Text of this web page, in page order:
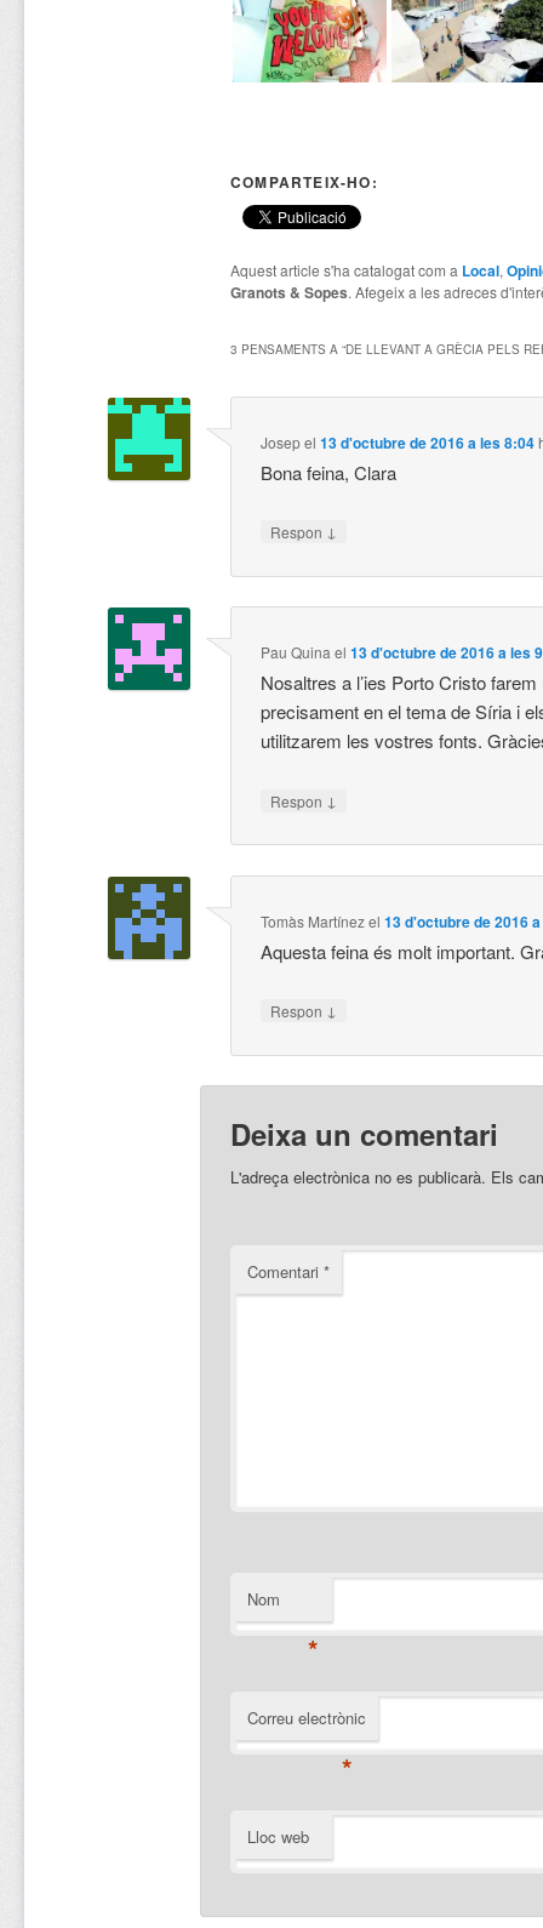
COMPARTEIX-HO:
Aquest article s'ha catalogat com a Local,
Granots & Sopes. Afegeix a les adreces
3 PENSAMENTS A “DE LLEVANT A GRÈCIA PELS
Josepel13 d'octubre de 2016 a les 8:04
Bona feina, Clara
Respon ↓
Pau Quinael13 d'octubre de 2016 a les
Nosaltres a l’ies Porto Cristo
precisament en el tema de Síria i
utilitzarem les vostres fonts.
Respon ↓
Tomàs Martínezel13 d'octubre de 2016
Aquesta feina és molt important.
Respon ↓
Deixa un comentari
L'adreça electrònica no es publicarà. Els
Comentari *
Nom
*
Correu electrònic
*
Lloc web